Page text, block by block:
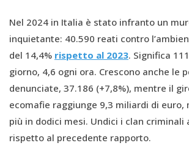
Nel 2024 in Italia è stato infranto un
inquietante: 40.590 reati contro
del 14,4% rispetto al 2023. Significa
giorno, 4,6 ogni ora. Crescono anche le
denunciate, 37.186 (+7,8%), mentre il
ecomafie raggiunge 9,3 miliardi di euro,
più in dodici mesi. Undici i clan criminali
rispetto al precedente rapporto.